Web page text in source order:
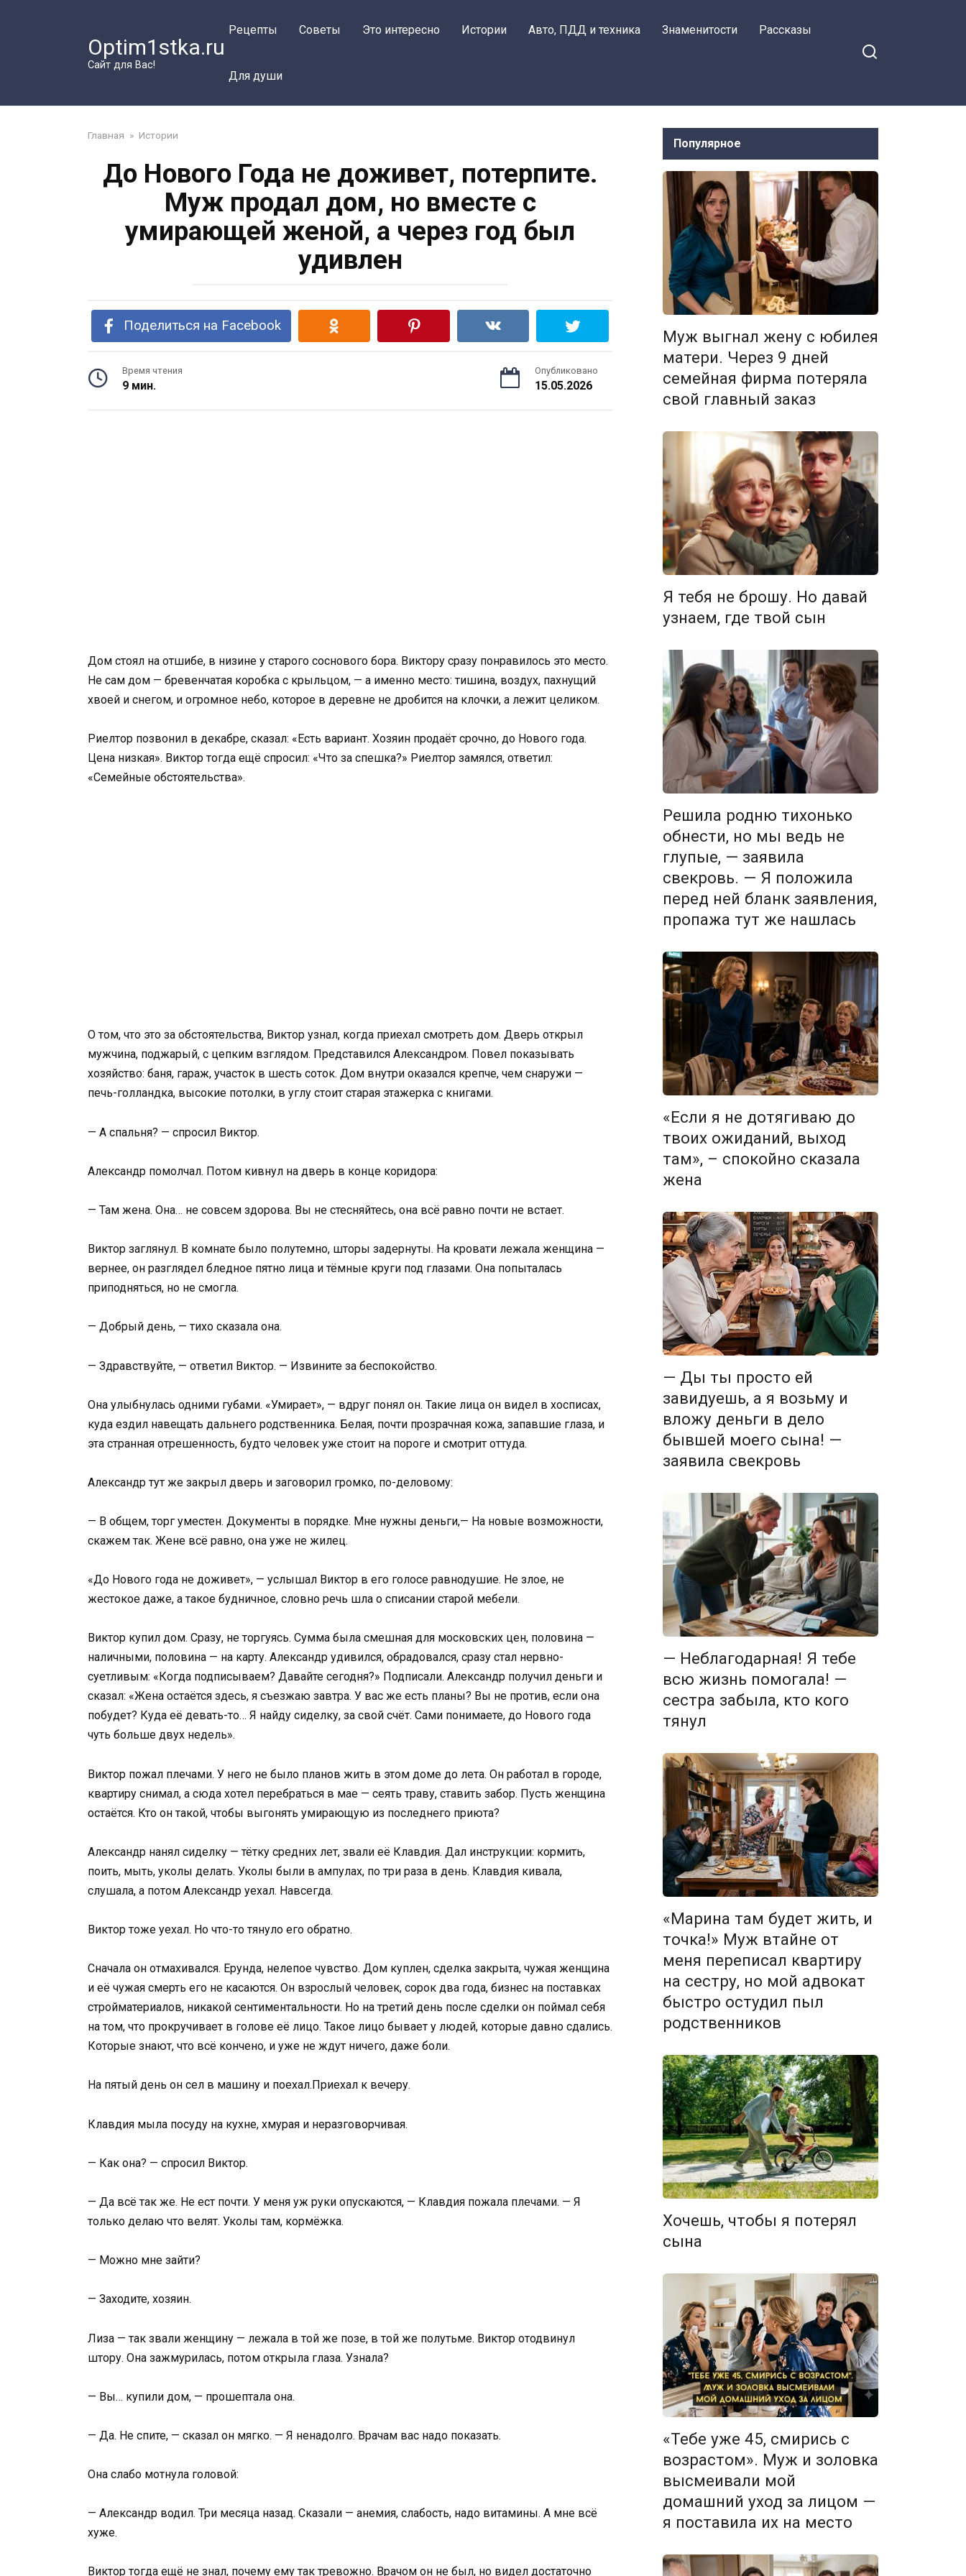
Optim1stka.ru
Сайт для Вас!
Рецепты Советы Это интересно Истории Авто, ПДД и техника Знаменитости Рассказы
Для души
Главная » Истории
До Нового Года не доживет, потерпите.
Муж продал дом, но вместе с
умирающей женой, а через год был
удивлен
Поделиться на Facebook
Время чтения
9 мин.
Опубликовано
15.05.2026
Дом стоял на отшибе, в низине у старого соснового бора. Виктору сразу понравилось это место.
Не сам дом — бревенчатая коробка с крыльцом, — а именно место: тишина, воздух, пахнущий
хвоей и снегом, и огромное небо, которое в деревне не дробится на клочки, а лежит целиком.
Риелтор позвонил в декабре, сказал: «Есть вариант. Хозяин продаёт срочно, до Нового года.
Цена низкая». Виктор тогда ещё спросил: «Что за спешка?» Риелтор замялся, ответил:
«Семейные обстоятельства».
О том, что это за обстоятельства, Виктор узнал, когда приехал смотреть дом. Дверь открыл
мужчина, поджарый, с цепким взглядом. Представился Александром. Повел показывать
хозяйство: баня, гараж, участок в шесть соток. Дом внутри оказался крепче, чем снаружи —
печь-голландка, высокие потолки, в углу стоит старая этажерка с книгами.
— А спальня? — спросил Виктор.
Александр помолчал. Потом кивнул на дверь в конце коридора:
— Там жена. Она… не совсем здорова. Вы не стесняйтесь, она всё равно почти не встает.
Виктор заглянул. В комнате было полутемно, шторы задернуты. На кровати лежала женщина —
вернее, он разглядел бледное пятно лица и тёмные круги под глазами. Она попыталась
приподняться, но не смогла.
— Добрый день, — тихо сказала она.
— Здравствуйте, — ответил Виктор. — Извините за беспокойство.
Она улыбнулась одними губами. «Умирает», — вдруг понял он. Такие лица он видел в хосписах,
куда ездил навещать дальнего родственника. Белая, почти прозрачная кожа, запавшие глаза, и
эта странная отрешенность, будто человек уже стоит на пороге и смотрит оттуда.
Александр тут же закрыл дверь и заговорил громко, по-деловому:
— В общем, торг уместен. Документы в порядке. Мне нужны деньги,— На новые возможности,
скажем так. Жене всё равно, она уже не жилец.
«До Нового года не доживет», — услышал Виктор в его голосе равнодушие. Не злое, не
жестокое даже, а такое будничное, словно речь шла о списании старой мебели.
Виктор купил дом. Сразу, не торгуясь. Сумма была смешная для московских цен, половина —
наличными, половина — на карту. Александр удивился, обрадовался, сразу стал нервно-
суетливым: «Когда подписываем? Давайте сегодня?» Подписали. Александр получил деньги и
сказал: «Жена остаётся здесь, я съезжаю завтра. У вас же есть планы? Вы не против, если она
побудет? Куда её девать-то… Я найду сиделку, за свой счёт. Сами понимаете, до Нового года
чуть больше двух недель».
Виктор пожал плечами. У него не было планов жить в этом доме до лета. Он работал в городе,
квартиру снимал, а сюда хотел перебраться в мае — сеять траву, ставить забор. Пусть женщина
остаётся. Кто он такой, чтобы выгонять умирающую из последнего приюта?
Александр нанял сиделку — тётку средних лет, звали её Клавдия. Дал инструкции: кормить,
поить, мыть, уколы делать. Уколы были в ампулах, по три раза в день. Клавдия кивала,
слушала, а потом Александр уехал. Навсегда.
Виктор тоже уехал. Но что-то тянуло его обратно.
Сначала он отмахивался. Ерунда, нелепое чувство. Дом куплен, сделка закрыта, чужая женщина
и её чужая смерть его не касаются. Он взрослый человек, сорок два года, бизнес на поставках
стройматериалов, никакой сентиментальности. Но на третий день после сделки он поймал себя
на том, что прокручивает в голове её лицо. Такое лицо бывает у людей, которые давно сдались.
Которые знают, что всё кончено, и уже не ждут ничего, даже боли.
На пятый день он сел в машину и поехал.Приехал к вечеру.
Клавдия мыла посуду на кухне, хмурая и неразговорчивая.
— Как она? — спросил Виктор.
— Да всё так же. Не ест почти. У меня уж руки опускаются, — Клавдия пожала плечами. — Я
только делаю что велят. Уколы там, кормёжка.
— Можно мне зайти?
— Заходите, хозяин.
Лиза — так звали женщину — лежала в той же позе, в той же полутьме. Виктор отодвинул
штору. Она зажмурилась, потом открыла глаза. Узнала?
— Вы… купили дом, — прошептала она.
— Да. Не спите, — сказал он мягко. — Я ненадолго. Врачам вас надо показать.
Она слабо мотнула головой:
— Александр водил. Три месяца назад. Сказали — анемия, слабость, надо витамины. А мне всё
хуже.
Виктор тогда ещё не знал, почему ему так тревожно. Врачом он не был, но видел достаточно
Популярное
Муж выгнал жену с юбилея
матери. Через 9 дней
семейная фирма потеряла
свой главный заказ
Я тебя не брошу. Но давай
узнаем, где твой сын
Решила родню тихонько
обнести, но мы ведь не
глупые, — заявила
свекровь. — Я положила
перед ней бланк заявления,
пропажа тут же нашлась
«Если я не дотягиваю до
твоих ожиданий, выход
там», – спокойно сказала
жена
— Ды ты просто ей
завидуешь, а я возьму и
вложу деньги в дело
бывшей моего сына! —
заявила свекровь
— Неблагодарная! Я тебе
всю жизнь помогала! —
сестра забыла, кто кого
тянул
«Марина там будет жить, и
точка!» Муж втайне от
меня переписал квартиру
на сестру, но мой адвокат
быстро остудил пыл
родственников
Хочешь, чтобы я потерял
сына
«Тебе уже 45, смирись с
возрастом». Муж и золовка
высмеивали мой
домашний уход за лицом —
я поставила их на место
он выражает
благодарность при